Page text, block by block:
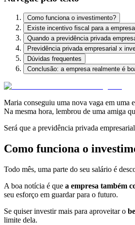
Como funciona o investimento?
Existe incentivo fiscal para a
Quando a previdência privada
Previdência privada empresarial x
Dúvidas frequentes
Conclusão: a empresa realmente é
Maria conseguiu uma nova vaga em uma
Na mesma hora, lembrou de uma amiga
Será que a previdência privada
Como funciona o
Todo mês, uma parte do seu salário é
A boa notícia é que a empresa também
seu esforço em guardar para o futuro.
Se quiser investir mais para aproveitar o
limite dela.